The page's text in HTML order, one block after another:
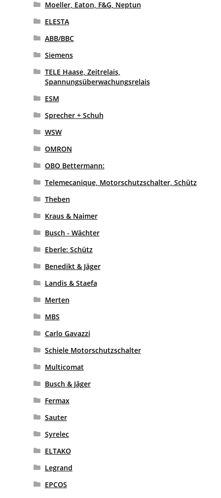
Moeller, Eaton, F&G, Neptun
ELESTA
ABB/BBC
Siemens
TELE Haase, Zeitrelais,
Spannungsüberwachungsrelais
ESM
Sprecher + Schuh
WSW
OMRON
OBO Bettermann:
Telemecanique, Motorschutzschalter, Schütz
Theben
Kraus & Naimer
Busch - Wächter
Eberle: Schütz
Benedikt & Jäger
Landis & Staefa
Merten
MBS
Carlo Gavazzi
Schiele Motorschutzschalter
Multicomat
Busch & Jäger
Fermax
Sauter
Syrelec
ELTAKO
Legrand
EPCOS